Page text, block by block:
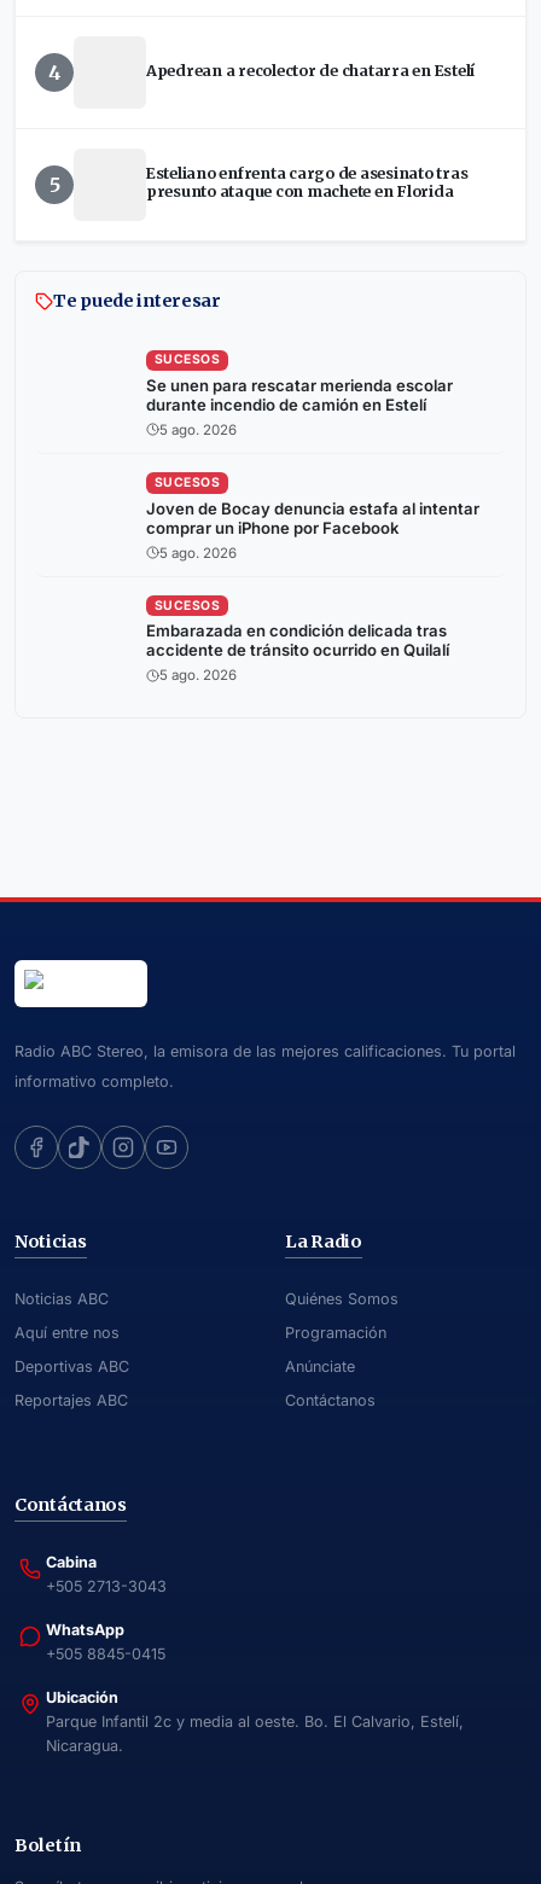
4 Apedrean a recolector de chatarra en Estelí
5
Esteliano enfrenta cargo de asesinato tras
presunto ataque con machete en Florida
Te puede interesar
SUCESOS
Se unen para rescatar merienda escolar
durante incendio de camión en Estelí
5 ago. 2026
SUCESOS
Joven de Bocay denuncia estafa al intentar
comprar un iPhone por Facebook
5 ago. 2026
SUCESOS
Embarazada en condición delicada tras
accidente de tránsito ocurrido en Quilalí
5 ago. 2026
Radio ABC Stereo, la emisora de las mejores calificaciones. Tu portal
informativo completo.
Noticias
Noticias ABC
Aquí entre nos
Deportivas ABC
Reportajes ABC
La Radio
Quiénes Somos
Programación
Anúnciate
Contáctanos
Contáctanos
Cabina
+505 2713-3043
WhatsApp
+505 8845-0415
Ubicación
Parque Infantil 2c y media al oeste. Bo. El Calvario, Estelí,
Nicaragua.
Boletín